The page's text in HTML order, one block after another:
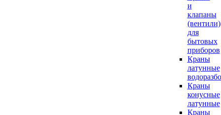
и
клапаны
(вентили)
для
бытовых
приборов
Краны
латунные
Краны
конусные
латунные
Краны